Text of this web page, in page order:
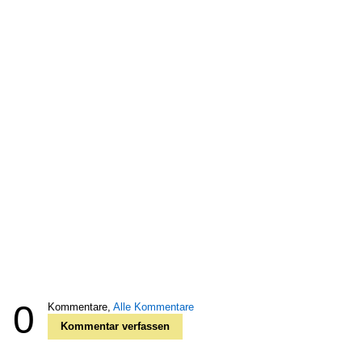
0 Kommentare, Alle Kommentare
Kommentar verfassen